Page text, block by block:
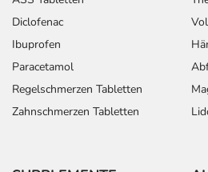
Diclofenac
Ibuprofen
Paracetamol
Regelschmerzen Tabletten
Zahnschmerzen Tabletten